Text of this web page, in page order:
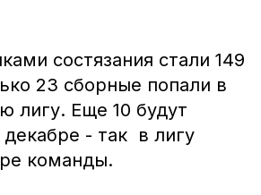
состязания стали 149
23 сборные попали в
лигу. Еще 10 будут
декабре - так в лигу
команды.